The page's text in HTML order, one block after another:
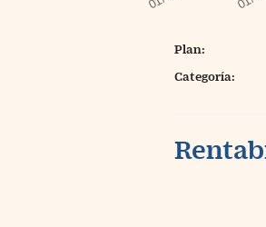
Plan:
Categoría: